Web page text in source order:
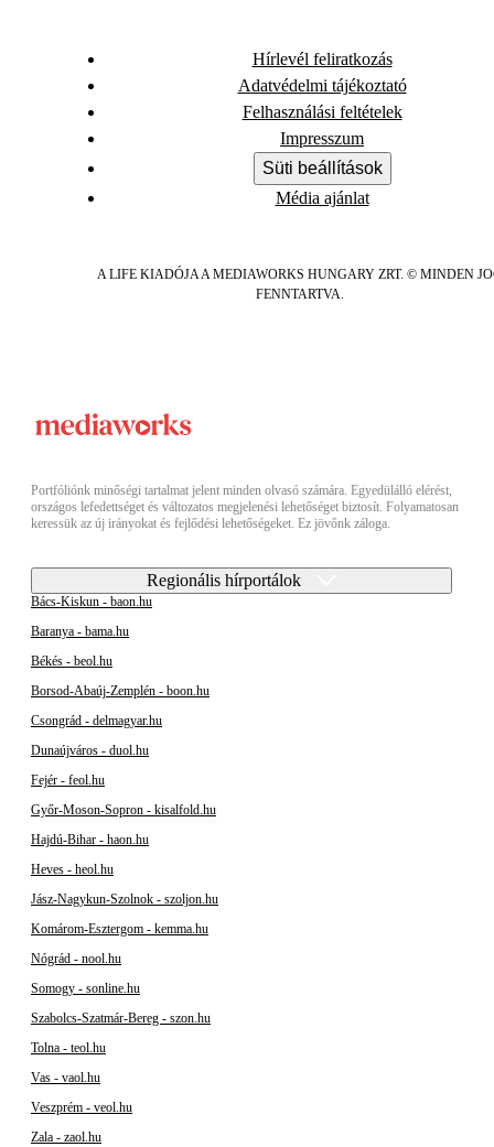
Hírlevél feliratkozás
Adatvédelmi tájékoztató
Felhasználási feltételek
Impresszum
Süti beállítások
Média ajánlat
A LIFE KIADÓJA A MEDIAWORKS HUNGARY ZRT. © MINDEN
FENNTARTVA.
Portfóliónk minőségi tartalmat jelent minden olvasó számára. Egyedülálló elérést,
országos lefedettséget és változatos megjelenési lehetőséget biztosít. Folyamatosan
keressük az új irányokat és fejlődési lehetőségeket. Ez jövőnk záloga.
Regionális hírportálok
Bács-Kiskun - baon.hu
Baranya - bama.hu
Békés - beol.hu
Borsod-Abaúj-Zemplén - boon.hu
Csongrád - delmagyar.hu
Dunaújváros - duol.hu
Fejér - feol.hu
Győr-Moson-Sopron - kisalfold.hu
Hajdú-Bihar - haon.hu
Heves - heol.hu
Jász-Nagykun-Szolnok - szoljon.hu
Komárom-Esztergom - kemma.hu
Nógrád - nool.hu
Somogy - sonline.hu
Szabolcs-Szatmár-Bereg - szon.hu
Tolna - teol.hu
Vas - vaol.hu
Veszprém - veol.hu
Zala - zaol.hu